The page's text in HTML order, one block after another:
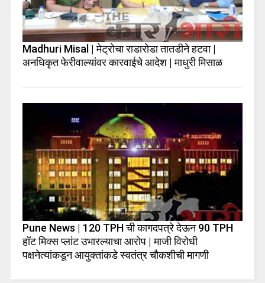
Madhuri Misal | मेट्रोचा राडारोडा तातडीने हटवा |
अनधिकृत फेरीवाल्यांवर कारवाईचे आदेश | माधुरी मिसाळ
Pune News | 120 TPH ची कागदपत्रे देऊन 90 TPH
हॉट मिक्स प्लांट उभारल्याचा आरोप | माजी विरोधी
पक्षनेत्यांकडून आयुक्तांकडे स्वतंत्र चौकशीची मागणी